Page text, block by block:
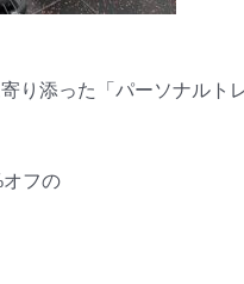
り添った「パーソナルト
フの